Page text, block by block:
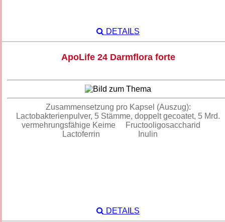
DETAILS
ApoLife 24 Darmflora forte
Zusammensetzung pro Kapsel (Auszug):
Lactobakterienpulver, 5 Stämme, doppelt gecoatet, 5 Mrd.
vermehrungsfähige Keime Fructooligosaccharid
Lactoferrin Inulin
DETAILS